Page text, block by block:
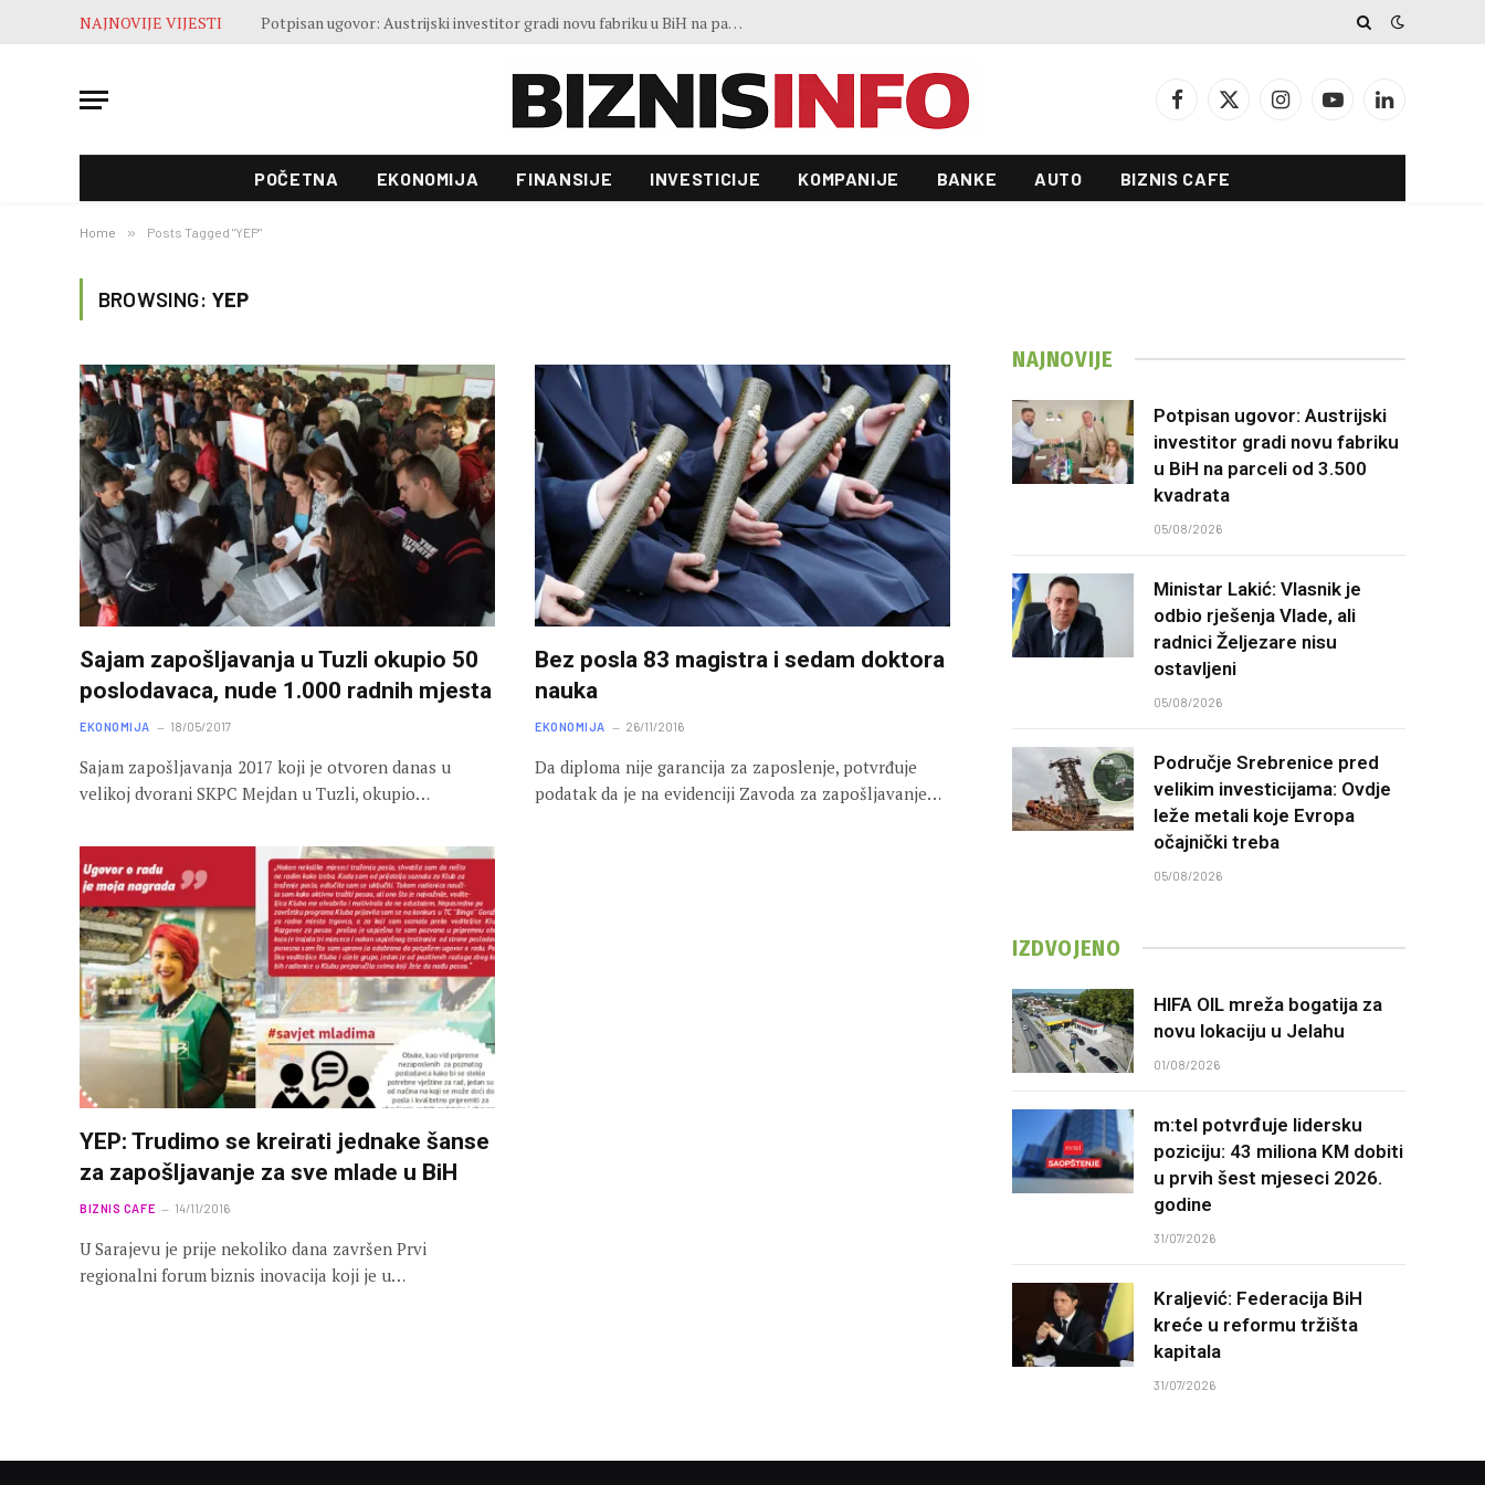
NAJNOVIJE VIJESTI Ministar Lakić: Vlasnik je odbio rješenja Vlade, ali radnici Željezare nisu ostavljeni
Facebook
X
InstagramYouTubeLinkedIn
POČETNA EKONOMIJA FINANSIJE INVESTICIJE KOMPANIJE BANKE AUTO BIZNIS CAFE
Home » Posts Tagged "YEP"
BROWSING: YEP
Sajam zapošljavanja u Tuzli okupio 50
poslodavaca, nude 1.000 radnih mjesta
EKONOMIJA 18/05/2017
Sajam zapošljavanja 2017 koji je otvoren danas u
velikoj dvorani SKPC Mejdan u Tuzli, okupio…
Bez posla 83 magistra i sedam doktora
nauka
EKONOMIJA 26/11/2016
Da diploma nije garancija za zaposlenje, potvrđuje
podatak da je na evidenciji Zavoda za zapošljavanje…
YEP: Trudimo se kreirati jednake šanse
za zapošljavanje za sve mlade u BiH
BIZNIS CAFE 14/11/2016
U Sarajevu je prije nekoliko dana završen Prvi
regionalni forum biznis inovacija koji je u…
NAJNOVIJE
Potpisan ugovor: Austrijski
investitor gradi novu fabriku
u BiH na parceli od 3.500
kvadrata
05/08/2026
Ministar Lakić: Vlasnik je
odbio rješenja Vlade, ali
radnici Željezare nisu
ostavljeni
05/08/2026
Područje Srebrenice pred
velikim investicijama: Ovdje
leže metali koje Evropa
očajnički treba
05/08/2026
IZDVOJENO
HIFA OIL mreža bogatija za
novu lokaciju u Jelahu
01/08/2026
m:tel potvrđuje lidersku
poziciju: 43 miliona KM dobiti
u prvih šest mjeseci 2026.
godine
31/07/2026
Kraljević: Federacija BiH
kreće u reformu tržišta
kapitala
31/07/2026